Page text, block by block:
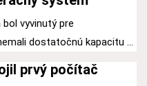
vyvinutý pre
dostatočnú kapacitu ...
prvý počítač